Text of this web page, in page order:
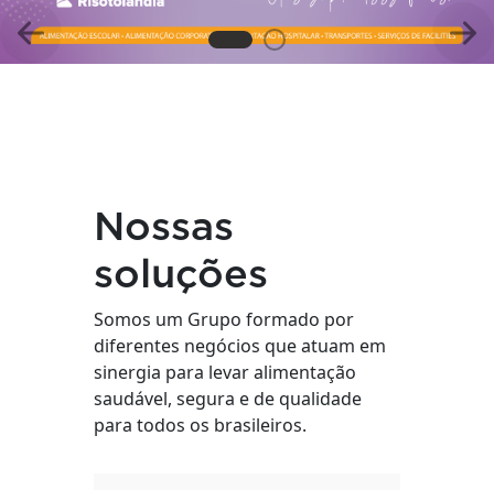
Anterior
Nossas
soluções
Somos um Grupo formado por
diferentes negócios que atuam em
sinergia para levar alimentação
saudável, segura e de qualidade
para todos os brasileiros.